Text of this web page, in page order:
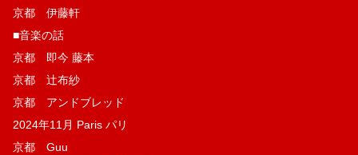
京都 伊藤軒
■音楽の話
京都 即今 藤本
京都 辻布紗
京都 アンドブレッド
2024年11月 Paris パリ
京都 Guu